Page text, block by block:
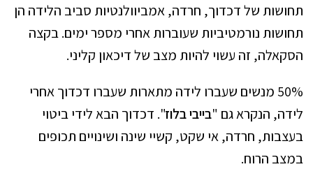
תחושות של דכדוך, חרדה, אמביוולנטיות סביב הלידה הן
תחושות נורמטיביות שעוברות אחרי מספר ימים. בקצה
הסקאלה, זה עשוי להיות מצב של דיכאון קליני.
50% מנשים שעברו לידה מתארות שעברו דכדוך אחרי
לידה, הנקרא גם "בייבי בלוז". דכדוך הבא לידי ביטוי
בעצבות, חרדה, אי שקט, קשיי שינה ושינויים תכופים
במצב הרוח.